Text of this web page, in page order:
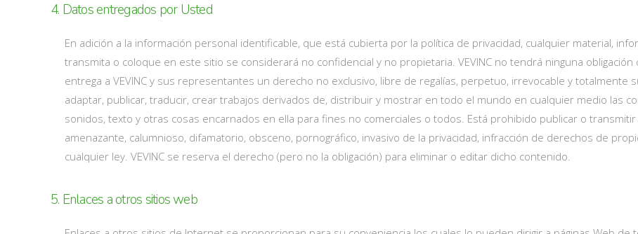
4. Datos entregados por Usted
En adición a la información personal identificable, que está cubierta por la política de privacidad, cualquier material,
transmita o coloque en este sitio se considerará no confidencial y no propietaria. VEVINC no tendrá ninguna
entrega a VEVINC y sus representantes un derecho no exclusivo, libre de regalías, perpetuo, irrevocable y totalmente
adaptar, publicar, traducir, crear trabajos derivados de, distribuir y mostrar en todo el mundo en cualquier medio las
sonidos, texto y otras cosas encarnados en ella para fines no comerciales o todos. Está prohibido publicar o
amenazante, calumnioso, difamatorio, obsceno, pornográfico, invasivo de la privacidad, infracción de derechos de
cualquier ley. VEVINC se reserva el derecho (pero no la obligación) para eliminar o editar dicho contenido.
5. Enlaces a otros sitios web